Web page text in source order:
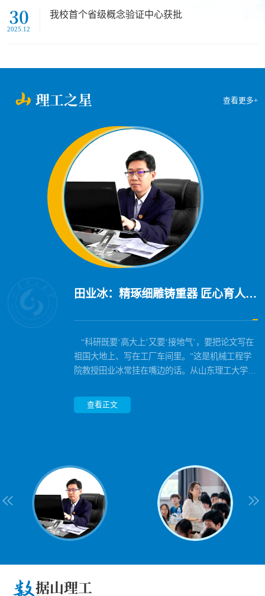
30
2025.12
我校首个省级概念验证中心获批
山理工之星 查看更多+
郭栋：问道交通 以“道”育人
他潜心教书育人，在教学一线默默耕耘；
他专注科技创新，长期钻研新能源汽车智能充电领
域；他勇担社会责任，兼任多家企业科技副总与中
家级一流专业建设点负责人和省青年创新团队带头
人。他，就是交通与车辆工程学院教授郭栋。循好
新...
查看正文
建+业务”融合发展纪实】
双轮并进 “能”动未来
7月1日，北京。在庆祝中国共产党成立105周年大
支部荣膺“全国先进基层党组织”称号。消息传回，
师生群情振奋。这是该支部继2018年获批教育部首
誉，该支部何以接续站上至高领奖台？这支优秀的
党员队伍，用坚守与奋进给出了最有力的回...
石君志：智启育人路 匠心铸师魂
入职6年，他从讲台“新兵”成长为全国教学创新大
赛一等奖获得者；他钻研数字化教学，也始终相信
课堂最动人的力量来自教师的用心；他在深夜反复
息；他把个人探索沉淀为可推广的方法、经验，带
动更多教师一起改变课堂；他先后获得淄博市优秀
后...
查看正文
田业冰：精琢细雕铸重器 匠心育人守初心
“科研既要‘高大上’又要‘接地气’，要把论文写在
祖国大地上、写在工厂车间里。”这是机械工程学
院教授田业冰常挂在嘴边的话。从山东理工大学走
然归国全职投身母校建设的二级教授、泰山学者特
聘专家，二十余载科研路，他始终以严谨治学为底
查看正文
陈芸：跨越山海润鲁疆 奋楫笃行铸同心
陈芸出生在新疆生产建设兵团，成长的经历让她对
“国”与“家”的关系有了最直观的认知：都说国很
大，其实一个家；有了强的国，才有富的家。后
守边疆。2020年，陈芸从石河子大学调入我校工
作。从新疆到山东的空间转场，使她更深刻地认识
将...
查看正文
张兴南：怀光笃学 砺行逐新
青春有道，惟实惟勤。物理与光电工程学院2201班
张兴南，以自律为帆、以实干为桨，在专业学习中
夯实根基，在赛事探索中突破自我，在知行实践中
逐步成长为专业综测连年第一、手握16项省级竞赛
奖项的优秀学子，并成功推免至山东大学深造。他
点...
查看正文
刘建平：丹心铸魂育桃李 创新领航绽芳华
三尺讲台耕耘不辍，立德树人初心不改。在高等教
育这片沃土上，有这样一位执着的教育追梦人：她
是传道授业解惑的师者，也是锐意教学改革的先
“引路明灯”。她就是山东省教学名师、建筑工程与
空间信息学院教授刘建平。从教三十余载，刘建平
查看正文
张厚升:深耕教坛铸匠心 示范引领育新人
在电气与电子工程学院，有这样一位深耕教坛的
“引路人”：他是学校首位斩获全国高校教师教学创
新大赛国赛一等奖的教师，打造了国家级一流课程
绩，培养的学生遍布各行各业与顶尖学府。二十多
年来，他以“立德树人”为根本，在教学改革、课程
查看正文
牛喜霞：名师引路守初心 铸魂育人显担当
她扎根教学一线二十载，始终以“立德树人”为根
本，以“教学名师”为标准，用匠心打磨每一堂课，
用爱心陪伴每一名学生，用初心扛起育人使命。她
霞。坚守教学一线 筑牢师德根基自2005年入职以
来，牛喜霞始终把本科与研究生教学作为立身之
查看正文
宋泊辰：土木争辉 向阳生长
专业为尺，理想为梁。建筑工程与空间信息学院
2201班宋泊辰如破土新竹，在土木天地间扎根生
长，以热爱为炬照亮科创征途，以笃行为舟横渡学
属于自己的青春华章。学思践悟在土木工程这一硬
核赛道上，宋泊辰凭借三年智育与综测双第一的成
秀从...
查看正文
据山理工